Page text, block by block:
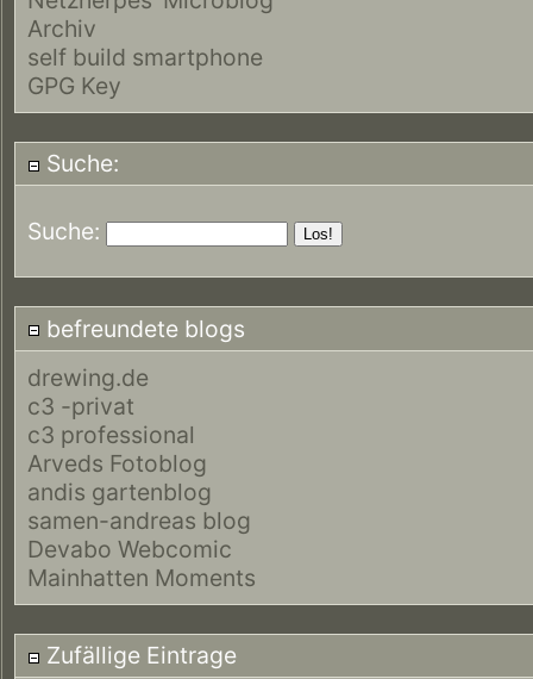
Archiv
self build smartphone
GPG Key
Suche:
Suche:
befreundete blogs
drewing.de
c3 -privat
c3 professional
Arveds Fotoblog
andis gartenblog
samen-andreas blog
Devabo Webcomic
Mainhatten Moments
Zufällige Eintrage